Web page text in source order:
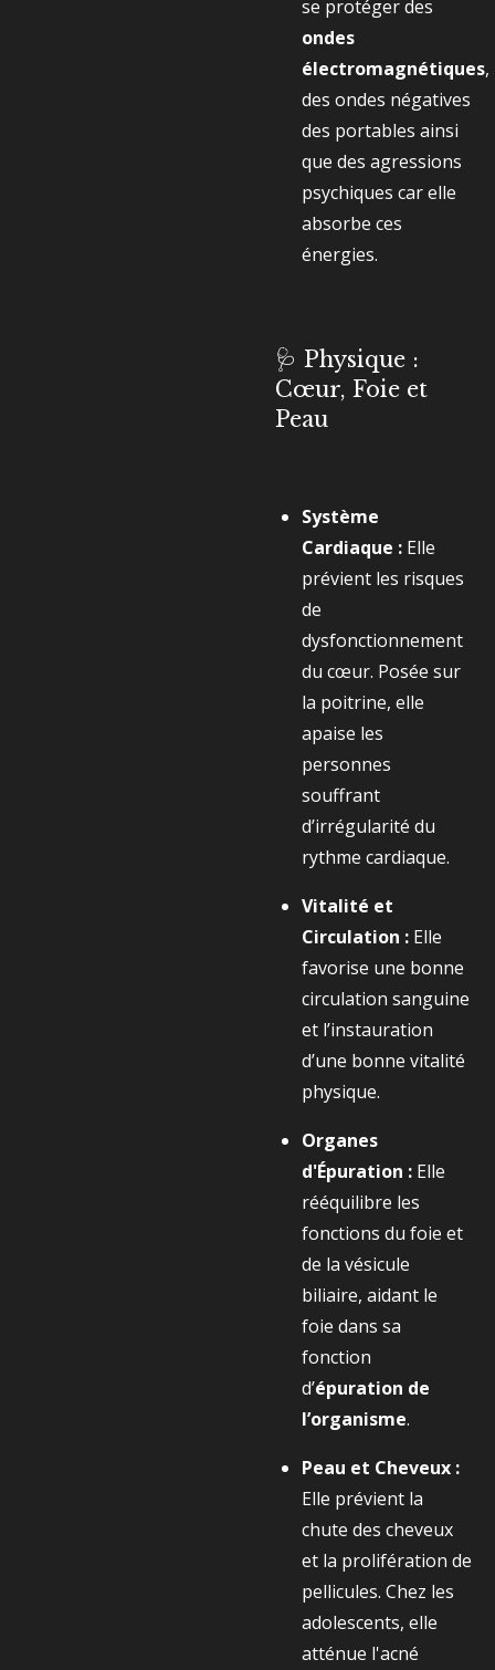
se protéger des
ondes
électromagnétiques,
des ondes négatives
des portables ainsi
que des agressions
psychiques car elle
absorbe ces
énergies.
🩺 Physique :
Cœur, Foie et
Peau
Système
Cardiaque : Elle
prévient les risques
de
dysfonctionnement
du cœur. Posée sur
la poitrine, elle
apaise les
personnes
souffrant
d’irrégularité du
rythme cardiaque.
Vitalité et
Circulation : Elle
favorise une bonne
circulation sanguine
et l’instauration
d’une bonne vitalité
physique.
Organes
d'Épuration : Elle
rééquilibre les
fonctions du foie et
de la vésicule
biliaire, aidant le
foie dans sa
fonction
d’épuration de
l’organisme.
Peau et Cheveux :
Elle prévient la
chute des cheveux
et la prolifération de
pellicules. Chez les
adolescents, elle
atténue l'acné